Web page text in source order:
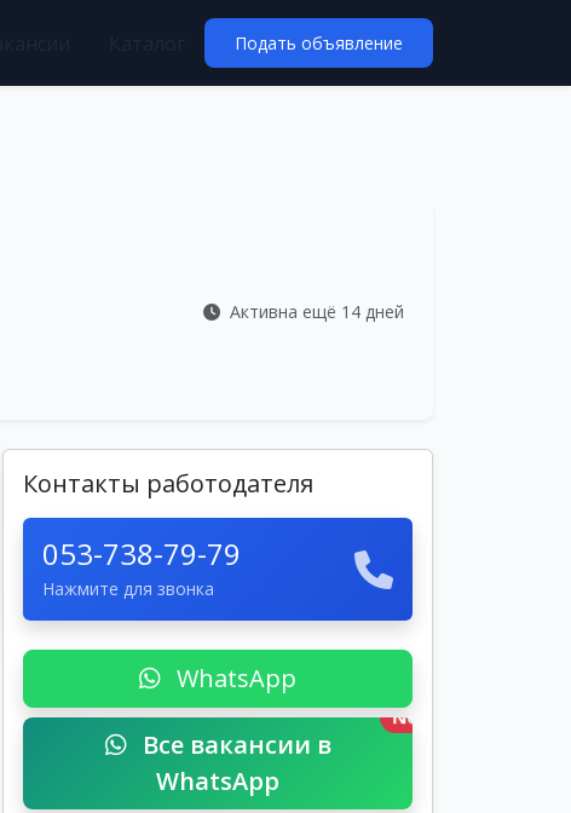
Подать объявление
Активна ещё 14 дней
Контакты работодателя
053-738-79-79
Нажмите для звонка
WhatsApp
Все вакансии в
WhatsApp
New